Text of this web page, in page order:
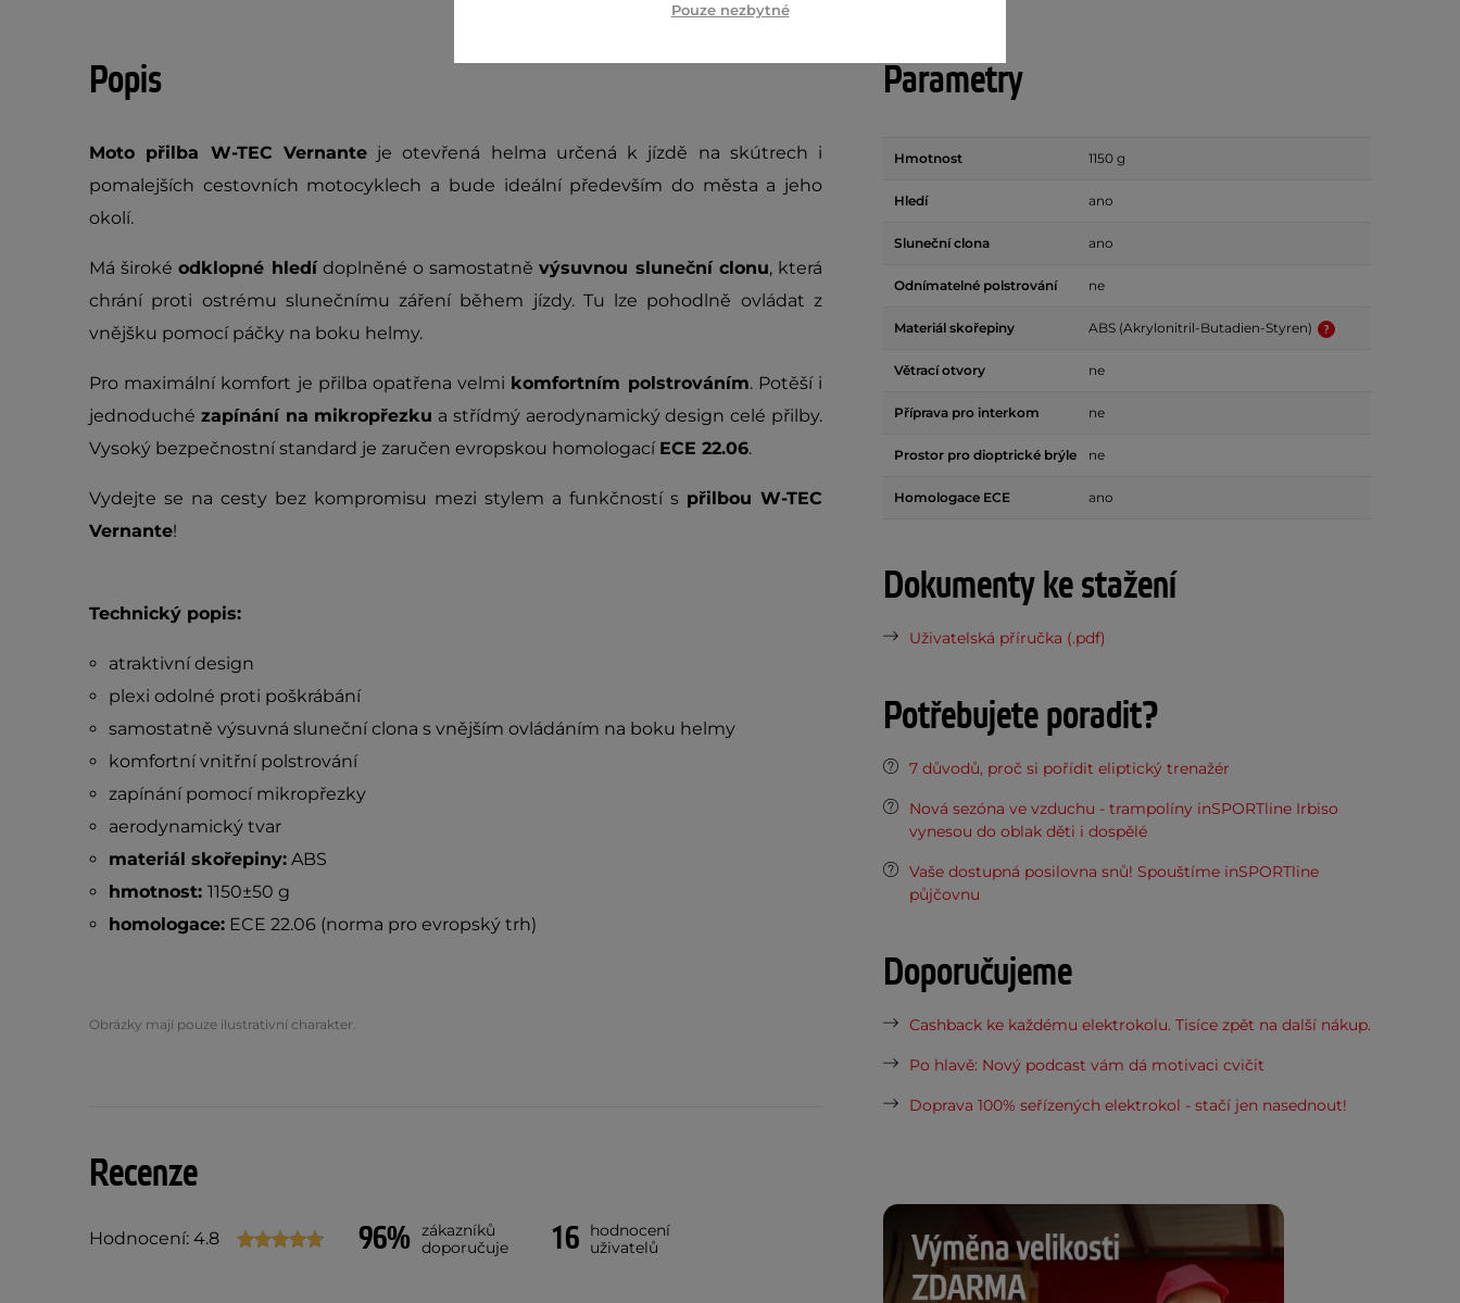
Popis
Moto přilba W-TEC Vernanteje otevřená helma určená k jízdě na skútrech i
pomalejších cestovních motocyklech a bude ideální především do města a jeho
okolí.
Má širokéodklopné hledídoplněné o samostatněvýsuvnou sluneční clonu, která
chrání proti ostrému slunečnímu záření během jízdy. Tu lze pohodlně ovládat z
vnějšku pomocí páčky na boku helmy.
Pro maximální komfort je přilba opatřena velmi komfortním polstrováním. Potěší i
jednoduché zapínání na mikropřezku a střídmý aerodynamický design celé přilby.
Vysoký bezpečnostní standard je zaručen evropskou homologací ECE 22.06.
Vydejte se na cesty bez kompromisu mezi stylem a funkčností s přilbou W-TEC
Vernante!
Technický popis:
atraktivní design
plexi odolné proti poškrábání
samostatně výsuvná sluneční clona s vnějším ovládáním na boku helmy
komfortní vnitřní polstrování
zapínání pomocí mikropřezky
aerodynamický tvar
materiál skořepiny:ABS
hmotnost: 1150±50 g
homologace:ECE 22.06 (norma pro evropský trh)
Obrázky mají pouze ilustrativní charakter.
Recenze
Hodnocení: 4.8 96% zákazníků
doporučuje
16
hodnocení
uživatelů
Parametry
Hmotnost 1150 g
Hledí ano
Sluneční clona ano
Odnímatelné polstrování ne
Materiál skořepiny ABS (Akrylonitril-Butadien-Styren)
Větrací otvory ne
Příprava pro interkom ne
Prostor pro dioptrické brýle ne
Homologace ECE ano
Dokumenty ke stažení
Uživatelská příručka (.pdf)
Potřebujete poradit?
7 důvodů, proč si pořídit eliptický trenažér
Nová sezóna ve vzduchu - trampolíny inSPORTline Irbiso
vynesou do oblak děti i dospělé
Vaše dostupná posilovna snů! Spouštíme inSPORTline
půjčovnu
Doporučujeme
Cashback ke každému elektrokolu. Tisíce zpět na další nákup.
Po hlavě: Nový podcast vám dá motivaci cvičit
Doprava 100% seřízených elektrokol - stačí jen nasednout!
Pouze nezbytné